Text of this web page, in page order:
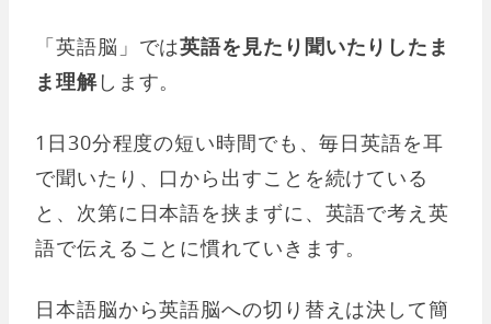
「英語脳」では英語を見たり聞いたりしたま
ま理解します。
1日30分程度の短い時間でも、毎日英語を耳
で聞いたり、口から出すことを続けている
と、次第に日本語を挟まずに、英語で考え英
語で伝えることに慣れていきます。
日本語脳から英語脳への切り替えは決して簡